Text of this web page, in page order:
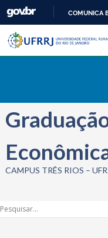
COMUNICA
Pular barra institucional
Barra
CAMPUS TRÊS RIOS –